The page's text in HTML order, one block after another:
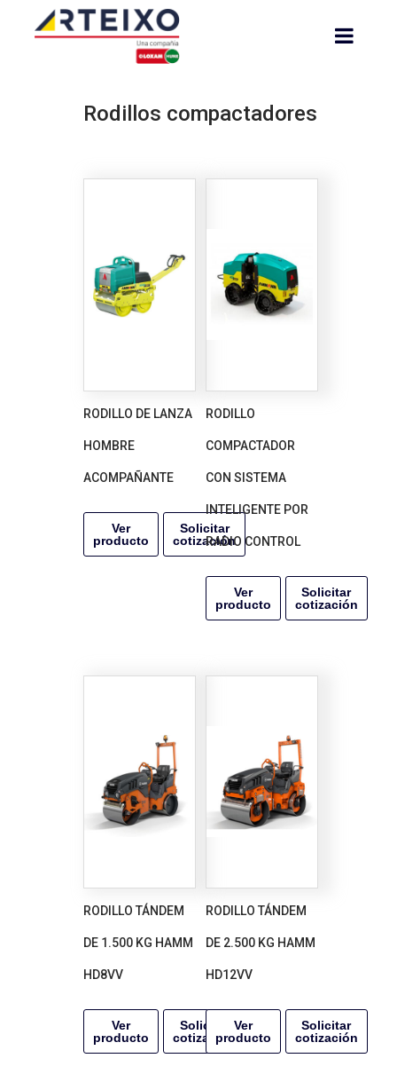
Rodillos compactadores
RODILLO DE LANZA
HOMBRE
ACOMPAÑANTE
Ver
producto
Solicitar
cotización
RODILLO
COMPACTADOR
CON SISTEMA
INTELIGENTE POR
RADIO CONTROL
Ver
producto
Solicitar
cotización
RODILLO TÁNDEM
DE 1.500 KG HAMM
HD8VV
Ver
producto
Solicitar
cotización
RODILLO TÁNDEM
DE 2.500 KG HAMM
HD12VV
Ver
producto
Solicitar
cotización